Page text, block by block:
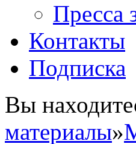
Пресса
Контакты
Подписка
Вы
материалы»